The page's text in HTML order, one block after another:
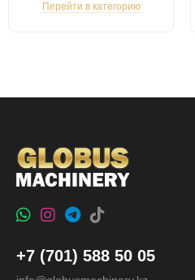
Перейти в категорию
+7 (701) 588 50 05